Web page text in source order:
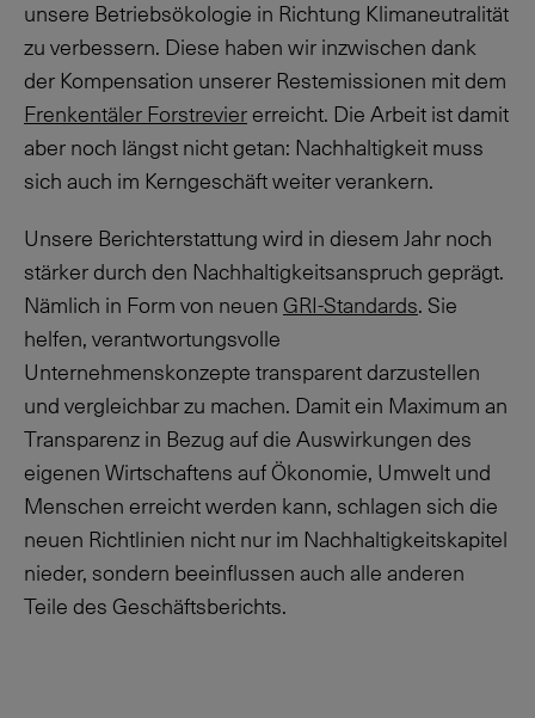
unsere Betriebsökologie in Richtung Klimaneutralität
zu verbessern. Diese haben wir inzwischen dank
der Kompensation unserer Restemissionen mit dem
Frenkentäler Forstreviererreicht. Die Arbeit ist damit
aber noch längst nicht getan: Nachhaltigkeit muss
sich auch im Kerngeschäft weiter verankern.
Unsere Berichterstattung wird in diesem Jahr noch
stärker durch den Nachhaltigkeitsanspruch geprägt.
Nämlich in Form von neuen GRI-Standards. Sie
helfen, verantwortungsvolle
Unternehmenskonzepte transparent darzustellen
und vergleichbar zu machen. Damit ein Maximum an
Transparenz in Bezug auf die Auswirkungen des
eigenen Wirtschaftens auf Ökonomie, Umwelt und
Menschen erreicht werden kann, schlagen sich die
neuen Richtlinien nicht nur im Nachhaltigkeitskapitel
nieder, sondern beeinflussen auch alle anderen
Teile des Geschäftsberichts.